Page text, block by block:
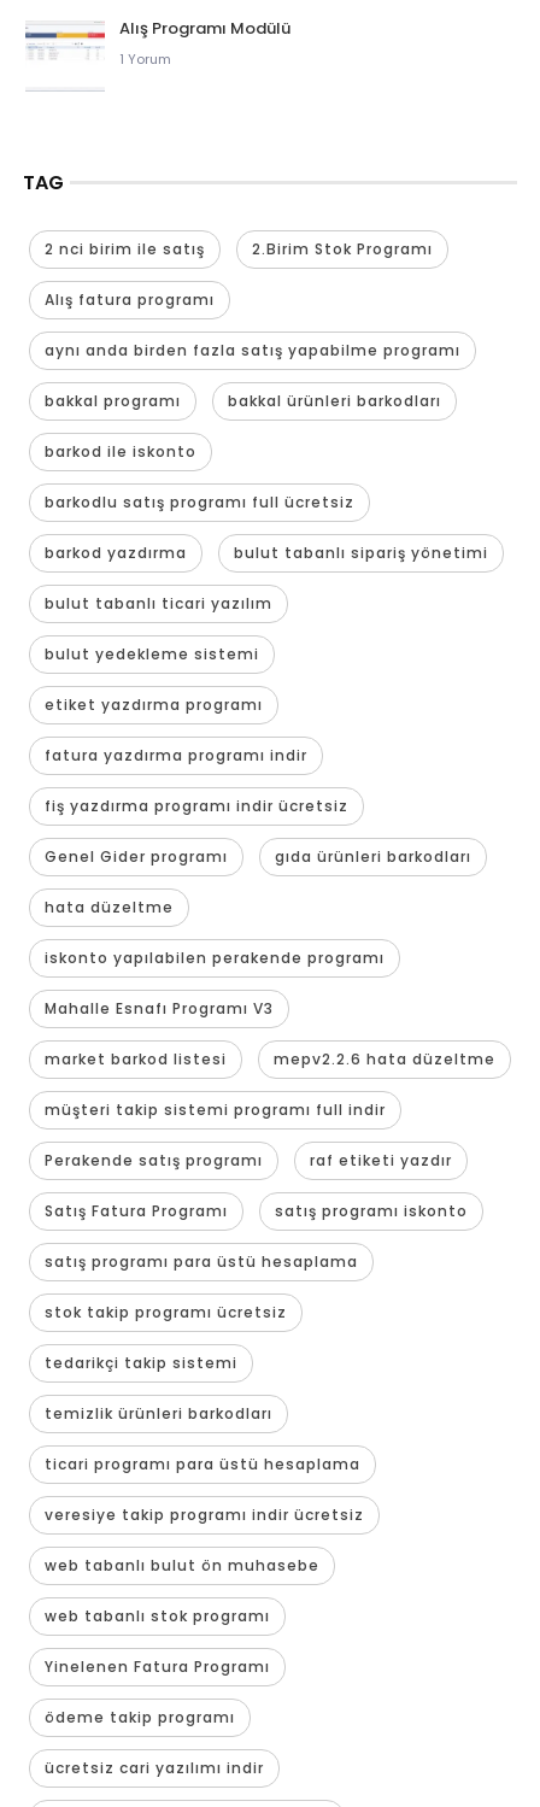
Alış Programı Modülü
1 Yorum
TAG
2 nci birim ile satış 2.Birim Stok Programı
Alış fatura programı
aynı anda birden fazla satış yapabilme programı
bakkal programı bakkal ürünleri barkodları
barkod ile iskonto
barkodlu satış programı full ücretsiz
barkod yazdırma bulut tabanlı sipariş yönetimi
bulut tabanlı ticari yazılım
bulut yedekleme sistemi
etiket yazdırma programı
fatura yazdırma programı indir
fiş yazdırma programı indir ücretsiz
Genel Gider programı gıda ürünleri barkodları
hata düzeltme
iskonto yapılabilen perakende programı
Mahalle Esnafı Programı V3
market barkod listesi mepv2.2.6 hata düzeltme
müşteri takip sistemi programı full indir
Perakende satış programı raf etiketi yazdır
Satış Fatura Programı satış programı iskonto
satış programı para üstü hesaplama
stok takip programı ücretsiz
tedarikçi takip sistemi
temizlik ürünleri barkodları
ticari programı para üstü hesaplama
veresiye takip programı indir ücretsiz
web tabanlı bulut ön muhasebe
web tabanlı stok programı
Yinelenen Fatura Programı
ödeme takip programı
ücretsiz cari yazılımı indir